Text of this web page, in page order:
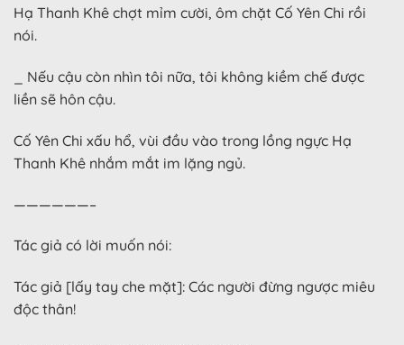
Hạ Thanh Khê chợt mỉm cười, ôm chặt Cố Yên Chi rồi
nói.
_ Nếu cậu còn nhìn tôi nữa, tôi không kiềm chế được
liền sẽ hôn cậu.
Cố Yên Chi xấu hổ, vùi đầu vào trong lồng ngực Hạ
Thanh Khê nhắm mắt im lặng ngủ.
——————–
Tác giả có lời muốn nói:
Tác giả [lấy tay che mặt]: Các người đừng ngược miêu
độc thân!